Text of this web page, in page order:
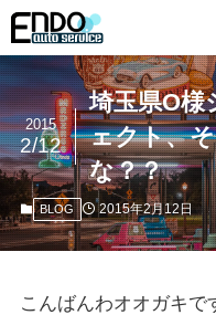
埼玉県O様
ェクト、
な？？
2015
2/12
BLOG 2015年2月12日
こんばんわオオガキで